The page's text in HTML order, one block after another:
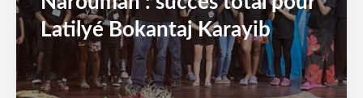
Latilyé Bokantaj Karayib